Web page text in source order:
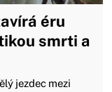
éru
smrti a
jezdec mezi